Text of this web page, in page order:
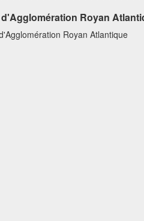
Royan
Royan Atlantique